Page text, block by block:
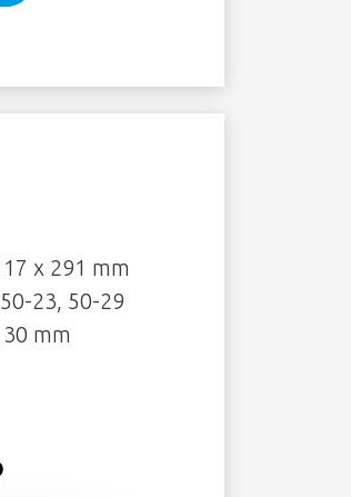
x 291 mm
23, 50-29
mm